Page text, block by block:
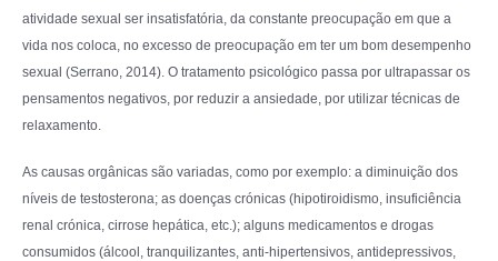
atividade sexual ser insatisfatória, da constante preocupação em que a
vida nos coloca, no excesso de preocupação em ter um bom desempenho
sexual (Serrano, 2014). O tratamento psicológico passa por ultrapassar os
pensamentos negativos, por reduzir a ansiedade, por utilizar técnicas de
relaxamento.
As causas orgânicas são variadas, como por exemplo: a diminuição dos
níveis de testosterona; as doenças crónicas (hipotiroidismo, insuficiência
renal crónica, cirrose hepática, etc.); alguns medicamentos e drogas
consumidos (álcool, tranquilizantes, anti-hipertensivos, antidepressivos,